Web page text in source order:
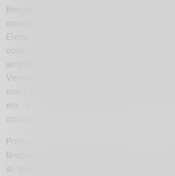
Bregaglia per ARTipasto, insieme al
commenta l’assessore alla Cultura del
Elena Tam -: lo scambio tra valli
comune tradizioni e oltre a rinnovare
ampliare la nostra offerta culturale e di
Vertemate oltreconfine. È l’inizio di una
con i quali la dimora storica si apre a
età e di diversa provenienza, per
coinvolge gli interni, le pertinenze e i
Prima del weekend artistico che
Bregaglia svizzera a quella italiana,
si aprirà ai bambini per riproporre una